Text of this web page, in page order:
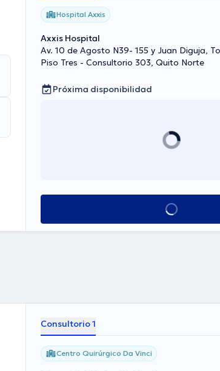
Hospital Axxis
Axxis Hospital
Av. 10 de Agosto N39- 155 y Juan Diguja,
Piso Tres - Consultorio 303, Quito Norte
Próxima disponibilidad
Ver más horarios
Consultorio 1
Centro Quirúrgico Da Vinci